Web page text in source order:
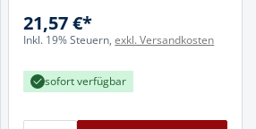
21,57 €*
Inkl. 19% Steuern,exkl. Versandkosten
sofort verfügbar